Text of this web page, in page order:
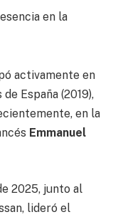
en la
activamente en
España (2019),
en la
Emmanuel
2025, junto al
lideró el